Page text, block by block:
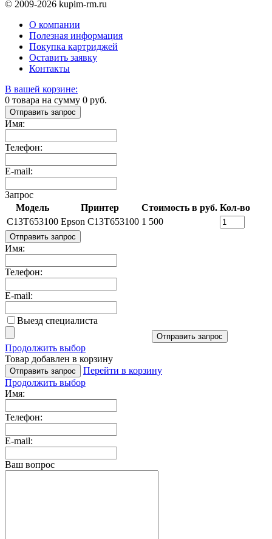
© 2009-2026 kupim-rm.ru
О компании
Полезная информация
Покупка картриджей
Оставить заявку
Контакты
В вашей корзине:
0 товара на сумму 0 руб.
Отправить запрос
Имя:
Телефон:
E-mail:
Запрос
Модель
Принтер Стоимость в руб. Кол-во
C13T653100 Epson C13T653100 1 500
Отправить запрос
Имя:
Телефон:
E-mail:
Выезд специалиста
Отправить запрос
Продолжить выбор
Товар добавлен в корзину
Отправить запрос
Перейти в корзину
Продолжить выбор
Имя:
Телефон:
E-mail:
Ваш вопрос